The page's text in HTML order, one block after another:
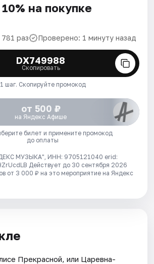
на покупке
раз Проверено: 1 минуту назад
DX749988
Скопировать
1 шаг. Скопируйте промокод
от 500 ₽
на Яндекс Афише
билет и примените промокод
до оплаты
МУЗЫКА", ИНН: 9705121040 erid:
Действует до 30 сентября 2026
от 3 000 ₽ на это мероприятие на Яндекс
Прекрасной, или Царевна-